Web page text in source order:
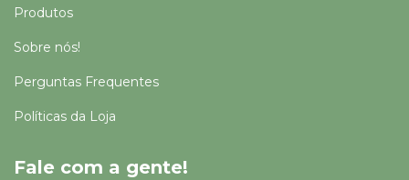
Produtos
Sobre nós!
Perguntas Frequentes
Políticas da Loja
Fale com a gente!